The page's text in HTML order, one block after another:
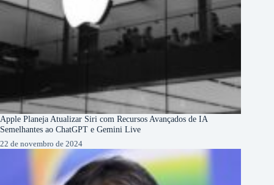
Apple Planeja Atualizar Siri com Recursos Avançados de IA
Semelhantes ao ChatGPT e Gemini Live
22 de novembro de 2024